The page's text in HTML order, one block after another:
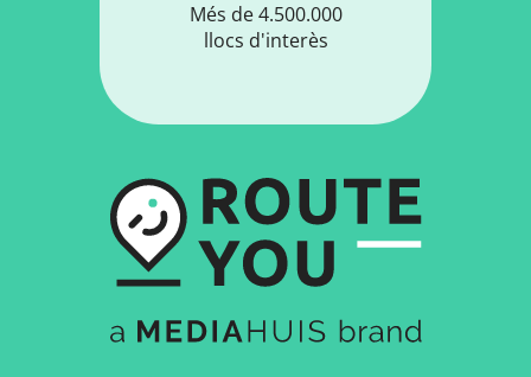
Més de 4.500.000
llocs d'interès